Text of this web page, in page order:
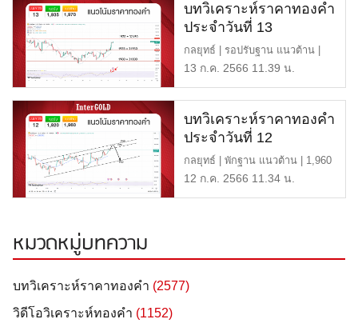
บทวิเคราะห์ราคาทองคำ
ประจำวันที่ 13
กรกฎาคม 2566
กลยุทธ์ | รอปรับฐาน แนวต้าน |
1,970 หรือ 32,150 บาท แนว […]
13 ก.ค. 2566 11.39 น.
บทวิเคราะห์ราคาทองคำ
ประจำวันที่ 12
กรกฎาคม 2566
กลยุทธ์ | พักฐาน แนวต้าน | 1,960
หรือ 32,000 บาท แนวรับ […]
12 ก.ค. 2566 11.34 น.
หมวดหมู่บทความ
บทวิเคราะห์ราคาทองคำ (2577)
วิดีโอวิเคราะห์ทองคำ (1152)